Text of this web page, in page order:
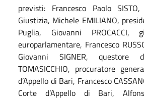
previsti: Francesco Paolo
Giustizia, Michele EMILIANO,
Puglia, Giovanni
europarlamentare, Francesco
Giovanni SIGNER,
TOMASICCHIO, procuratore
d’Appello di Bari, Francesco
Corte d’Appello di Bari,